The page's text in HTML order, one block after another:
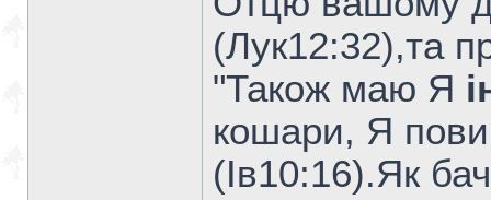
(Лук12:32),та
"Також маю Я
кошари, Я
(Ів10:16).Як